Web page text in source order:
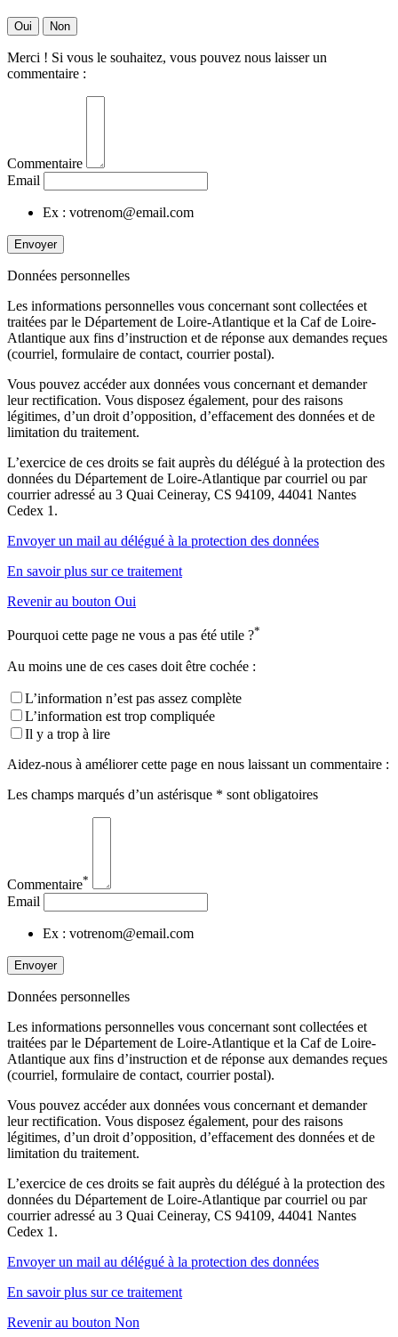
Oui Non
Merci ! Si vous le souhaitez, vous pouvez nous laisser un
commentaire :
Commentaire
Email
Ex : votrenom@email.com
Envoyer
Données personnelles
Les informations personnelles vous concernant sont collectées et
traitées par le Département de Loire-Atlantique et la Caf de Loire-
Atlantique aux fins d’instruction et de réponse aux demandes reçues
(courriel, formulaire de contact, courrier postal).
Vous pouvez accéder aux données vous concernant et demander
leur rectification. Vous disposez également, pour des raisons
légitimes, d’un droit d’opposition, d’effacement des données et de
limitation du traitement.
L’exercice de ces droits se fait auprès du délégué à la protection des
données du Département de Loire-Atlantique par courriel ou par
courrier adressé au 3 Quai Ceineray, CS 94109, 44041 Nantes
Cedex 1.
Envoyer un mail au délégué à la protection des données
En savoir plus sur ce traitement
Revenir au bouton Oui
Pourquoi cette page ne vous a pas été utile ?*
Au moins une de ces cases doit être cochée :
L’information n’est pas assez complète
L’information est trop compliquée
Il y a trop à lire
Aidez-nous à améliorer cette page en nous laissant un commentaire :
Les champs marqués d’un astérisque * sont obligatoires
Commentaire*
Email
Ex : votrenom@email.com
Envoyer
Données personnelles
Les informations personnelles vous concernant sont collectées et
traitées par le Département de Loire-Atlantique et la Caf de Loire-
Atlantique aux fins d’instruction et de réponse aux demandes reçues
(courriel, formulaire de contact, courrier postal).
Vous pouvez accéder aux données vous concernant et demander
leur rectification. Vous disposez également, pour des raisons
légitimes, d’un droit d’opposition, d’effacement des données et de
limitation du traitement.
L’exercice de ces droits se fait auprès du délégué à la protection des
données du Département de Loire-Atlantique par courriel ou par
courrier adressé au 3 Quai Ceineray, CS 94109, 44041 Nantes
Cedex 1.
Envoyer un mail au délégué à la protection des données
En savoir plus sur ce traitement
Revenir au bouton Non